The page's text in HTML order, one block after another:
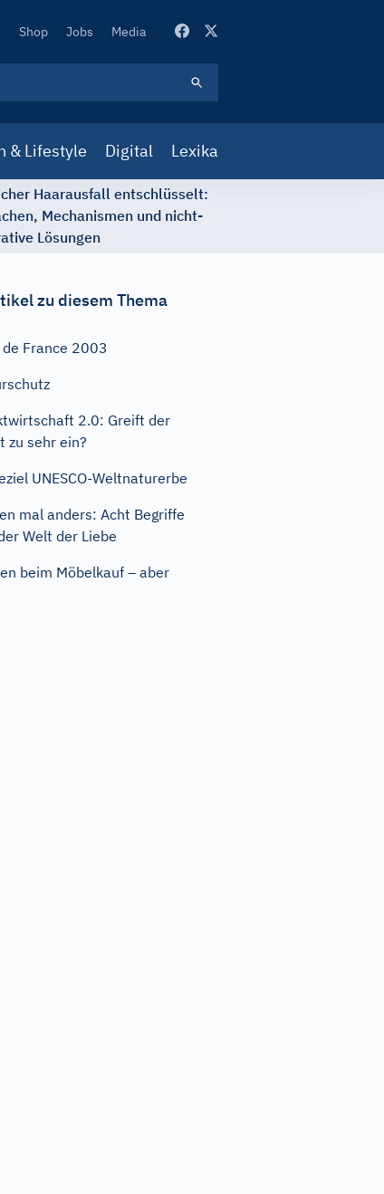
Secondary
Shop Jobs Media
& Lifestyle Digital Lexika
Haarausfall entschlüsselt:
Mechanismen und nicht-
Lösungen
zu diesem Thema
de France 2003
2.0: Greift der
zu sehr ein?
UNESCO-Weltnaturerbe
mal anders: Acht Begriffe
Welt der Liebe
beim Möbelkauf – aber